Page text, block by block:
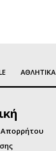
ΑΘΛΗΤΙΚΑ
Απορρήτου